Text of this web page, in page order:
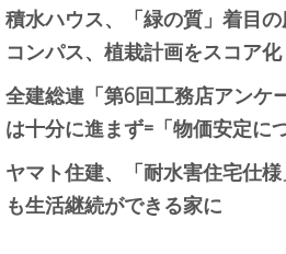
積水ハウス、「緑の質」着目
コンパス、植栽計画をスコア化
全建総連「第6回工務店アンケ
は十分に進まず=「物価安定に
ヤマト住建、「耐水害住宅仕
も生活継続ができる家に